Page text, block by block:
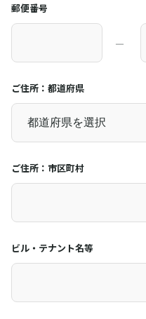
郵便番号
―
ご住所：都道府県
ご住所：市区町村
ビル・テナント名等